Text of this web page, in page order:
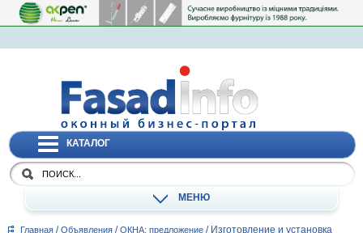
КАТАЛОГ
МЕНЮ
Главная / Объявления / ОКНА: предложение / Изготовление и установка